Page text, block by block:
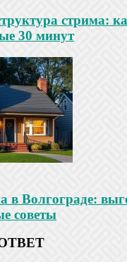
стрима:
30 минут
в Волгограде:
советы